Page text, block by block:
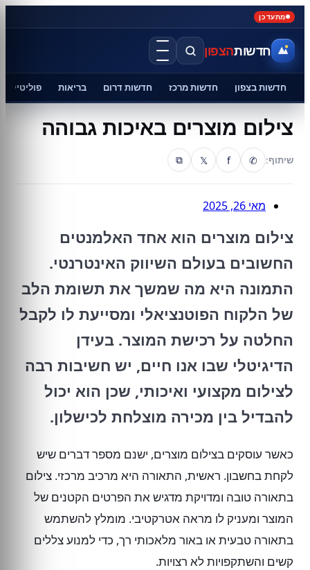
מתעדכן
חדשותהצפון
חדשות בצפון חדשות מרכז חדשות דרום בריאות פוליטיקה
צילום מוצרים באיכות גבוהה
שיתוף: ✆
f
𝕏
⧉
מאי 26, 2025
צילום מוצרים הוא אחד האלמנטים
החשובים בעולם השיווק האינטרנטי.
התמונה היא מה שמשך את תשומת הלב
של הלקוח הפוטנציאלי ומסייעת לו לקבל
החלטה על רכישת המוצר. בעידן
הדיגיטלי שבו אנו חיים, יש חשיבות רבה
לצילום מקצועי ואיכותי, שכן הוא יכול
להבדיל בין מכירה מוצלחת לכישלון.
כאשר עוסקים בצילום מוצרים, ישנם מספר דברים שיש
לקחת בחשבון. ראשית, התאורה היא מרכיב מרכזי. צילום
בתאורה טובה ומדויקת מדגיש את הפרטים הקטנים של
המוצר ומעניק לו מראה אטרקטיבי. מומלץ להשתמש
בתאורה טבעית או באור מלאכותי רך, כדי למנוע צללים
קשים והשתקפויות לא רצויות.